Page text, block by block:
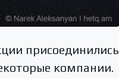
присоединились
компании.